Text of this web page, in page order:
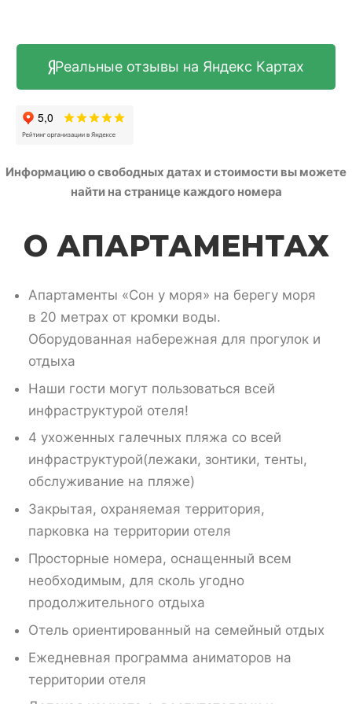
Реальные отзывы на Яндекс Картах
Информацию о свободных датах и стоимости вы можете
найти на странице каждого номера
О АПАРТАМЕНТАХ
Апартаменты «Сон у моря» на берегу моря
в 20 метрах от кромки воды.
Оборудованная набережная для прогулок и
отдыха
Наши гости могут пользоваться всей
инфраструктурой отеля!
4 ухоженных галечных пляжа со всей
инфраструктурой(лежаки, зонтики, тенты,
обслуживание на пляже)
Закрытая, охраняемая территория,
парковка на территории отеля
Просторные номера, оснащенный всем
необходимым, для сколь угодно
продолжительного отдыха
Отель ориентированный на семейный отдых
Ежедневная программа аниматоров на
территории отеля